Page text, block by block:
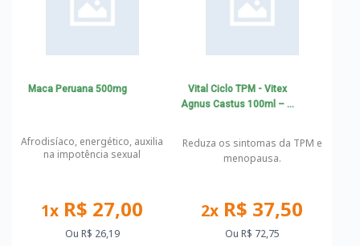
Maca Peruana 500mg
Afrodisíaco, energético, auxilia
na impotência sexual
1x R$ 27,00
Ou R$ 26,19
Vital Ciclo TPM - Vitex
Agnus Castus 100ml – A
Reduza os sintomas da TPM e
menopausa.
2x R$ 37,50
Ou R$ 72,75